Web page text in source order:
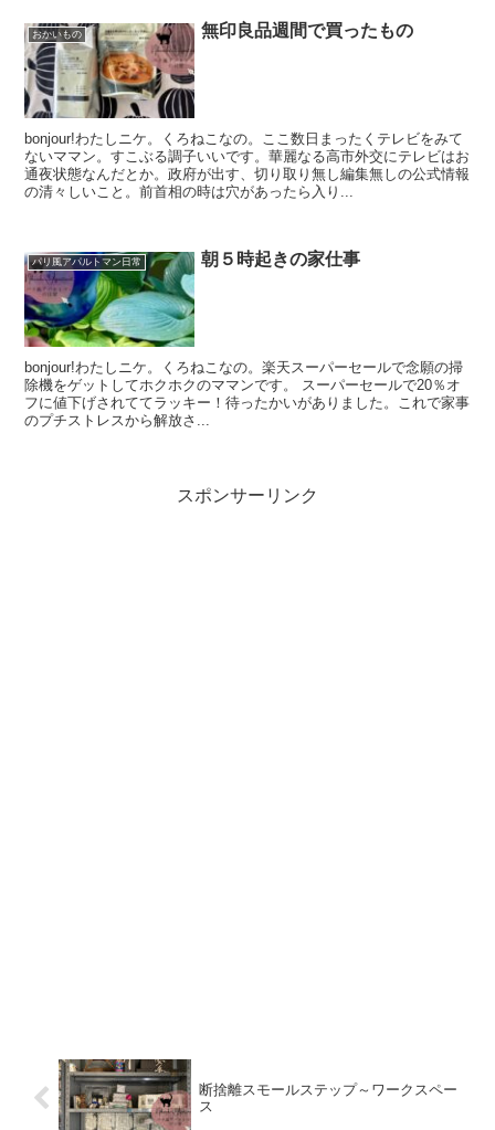
おかいもの 無印良品週間で買ったもの
bonjour!わたしニケ。くろねこなの。ここ数日まったくテレビをみて
ないママン。すこぶる調子いいです。華麗なる高市外交にテレビはお
通夜状態なんだとか。政府が出す、切り取り無し編集無しの公式情報
の清々しいこと。前首相の時は穴があったら入り...
パリ風アパルトマン日常 朝５時起きの家仕事
bonjour!わたしニケ。くろねこなの。楽天スーパーセールで念願の掃
除機をゲットしてホクホクのママンです。 スーパーセールで20％オ
フに値下げされててラッキー！待ったかいがありました。これで家事
のプチストレスから解放さ...
スポンサーリンク
断捨離スモールステップ～ワークスペー
ス